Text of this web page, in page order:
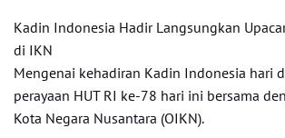
Kadin Indonesia Hadir Langsungkan
di IKN
Mengenai kehadiran Kadin Indonesia hari
perayaan HUT RI ke-78 hari ini bersama
Kota Negara Nusantara (OIKN).